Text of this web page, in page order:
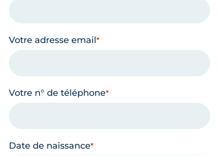
Votre adresse email
Votre n° de téléphone
Date de naissance